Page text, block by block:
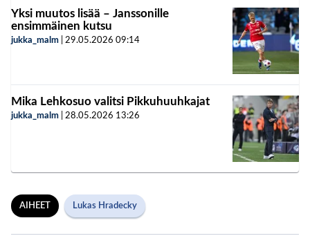
Yksi muutos lisää – Janssonille
ensimmäinen kutsu
jukka_malm 29.05.2026 09:14
Mika Lehkosuo valitsi Pikkuhuuhkajat
jukka_malm 28.05.2026 13:26
AIHEET Lukas Hradecky